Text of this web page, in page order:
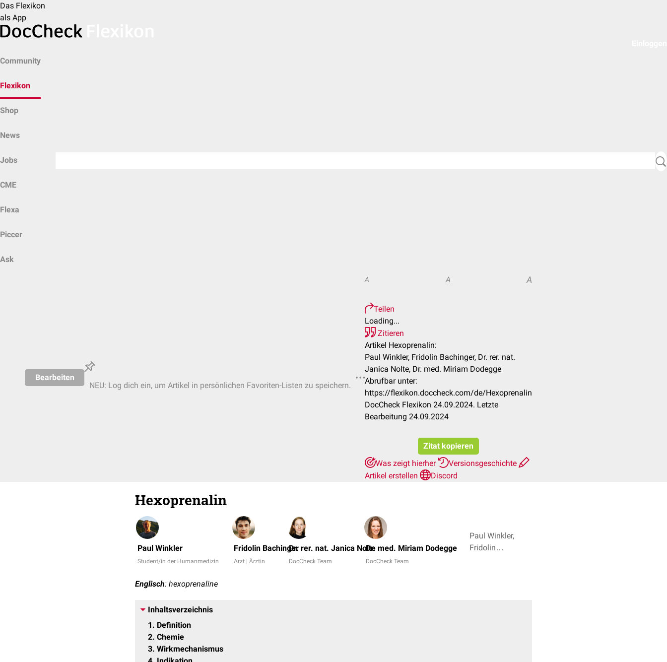
Das Flexikon
als App
Community
Flexikon
Shop
News
Jobs
CME
Flexa
Piccer
Ask
Bearbeiten
NEU: Log dich ein, um Artikel in persönlichen Favoriten-Listen zu speichern.
A A A
Teilen
Loading...
Zitieren
Artikel Hexoprenalin:
Paul Winkler, Fridolin Bachinger, Dr. rer. nat.
Janica Nolte, Dr. med. Miriam Dodegge
Abrufbar unter:
https://flexikon.doccheck.com/de/Hexoprenalin
DocCheck Flexikon 24.09.2024. Letzte
Bearbeitung 24.09.2024
Zitat kopieren
Was zeigt hierher
Versionsgeschichte
Artikel erstellen
Discord
Hexoprenalin
Paul Winkler
Student/in der Humanmedizin
Fridolin Bachinger
Arzt | Ärztin
Dr. rer. nat. Janica Nolte
DocCheck Team
Dr. med. Miriam Dodegge
DocCheck Team
Paul Winkler,
Fridolin
Englisch: hexoprenaline
Inhaltsverzeichnis
1
Definition
2 Chemie
3 Wirkmechanismus